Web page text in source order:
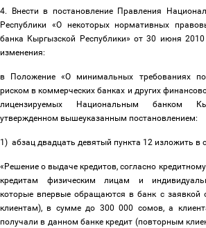
4. Внести в постановление Правления
Республики «О некоторых нормативных
банка Кыргызской Республики» от 30 июня
изменения:
в Положение «О минимальных требованиях
риском в коммерческих банках и других
лицензируемых Национальным банком
утвержденном вышеуказанным постановлением:
1) абзац двадцать девятый пункта 12 изложить в
«Решение о выдаче кредитов, согласно
кредитам физическим лицам и
которые впервые обращаются в банк с заявкой
клиентам), в сумме до 300 000 сомов, а
получали в данном банке кредит (повторным